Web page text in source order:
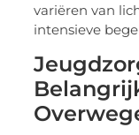
variëren van
intensieve